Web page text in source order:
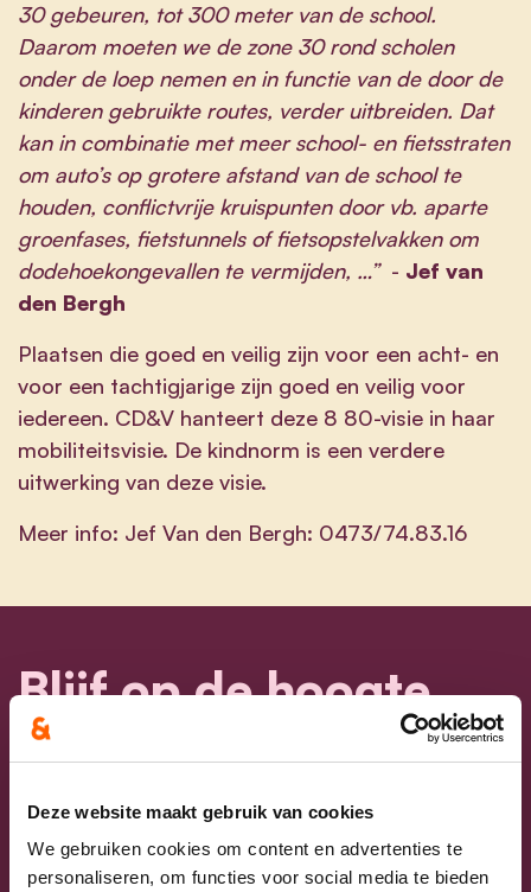
Deze website maakt gebruik van cookies
We gebruiken cookies om content en advertenties te
personaliseren, om functies voor social media te bieden
30 gebeuren, tot 300 meter van de school.
Daarom moeten we de zone 30 rond scholen
onder de loep nemen en in functie van de door de
kinderen gebruikte routes, verder uitbreiden. Dat
kan in combinatie met meer school- en fietsstraten
om auto’s op grotere afstand van de school te
houden, conflictvrije kruispunten door vb. aparte
groenfases, fietstunnels of fietsopstelvakken om
dodehoekongevallen te vermijden, …” - Jef van
den Bergh
Plaatsen die goed en veilig zijn voor een acht- en
voor een tachtigjarige zijn goed en veilig voor
iedereen. CD&V hanteert deze 8 80-visie in haar
mobiliteitsvisie. De kindnorm is een verdere
uitwerking van deze visie.
Meer info: Jef Van den Bergh: 0473/74.83.16
Blijf op de hoogte
Laat hier je e-mailadres achter en ontvang
E-mailadres